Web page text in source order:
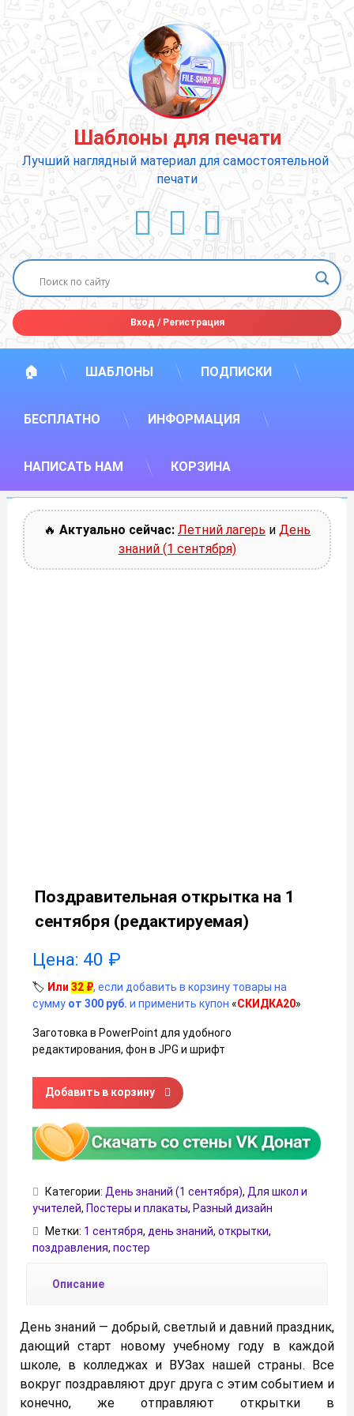
содержимому
Шаблоны для печати
Лучший наглядный материал для самостоятельной
печати
ВКонтакте
YouTube
E-mail
Вход /Регистрация
🏠 ШАБЛОНЫ ПОДПИСКИ
БЕСПЛАТНО ИНФОРМАЦИЯ
НАПИСАТЬ НАМ КОРЗИНА
🔥 Актуально сейчас: Летний лагерь и День
знаний (1 сентября)
Поздравительная открытка на 1
сентября (редактируемая)
Цена: 40 ₽
🏷️ Или 32 ₽, если добавить в корзину товары на
сумму от 300 руб. и применить купон «СКИДКА20»
Заготовка в PowerPoint для удобного
редактирования, фон в JPG и шрифт
Количество товара Поздравительная открытка на 1
Добавить в корзину
Категории: День знаний (1 сентября), Для школ и
учителей, Постеры и плакаты, Разный дизайн
Метки: 1 сентября, день знаний, открытки,
поздравления, постер
Описание
День знаний — добрый, светлый и давний праздник,
дающий старт новому учебному году в каждой
школе, в колледжах и ВУЗах нашей страны. Все
вокруг поздравляют друг друга с этим событием и
конечно, же отправляют открытки в